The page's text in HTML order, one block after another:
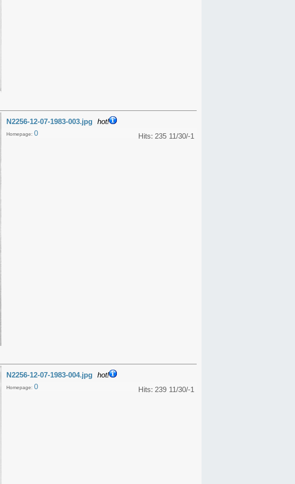
N2256-12-07-1983-003.jpg hot!
11/30/-1
Hits: 235
Homepage: 0
N2256-12-07-1983-004.jpg hot!
11/30/-1
Hits: 239
Homepage: 0